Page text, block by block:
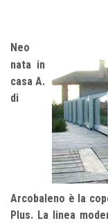
Neo
nata in
casa A.
di
Arcobaleno è la
Plus. La linea